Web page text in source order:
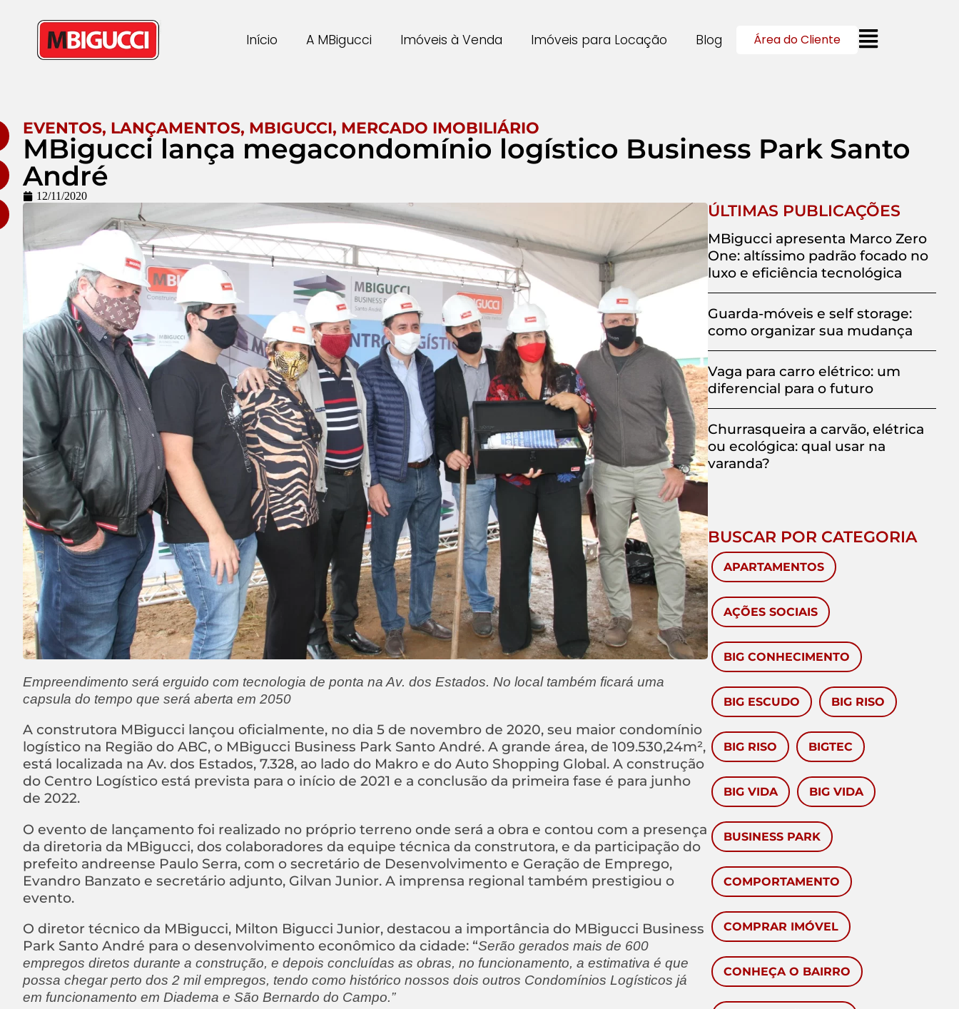
Início A MBigucci Imóveis à Venda Imóveis para Locação Blog Área do Cliente
EVENTOS, LANÇAMENTOS, MBIGUCCI, MERCADO IMOBILIÁRIO
MBigucci lança megacondomínio logístico Business Park Santo
André
12/11/2020
Empreendimento será erguido com tecnologia de ponta na Av. dos Estados. No local também ficará uma
capsula do tempo que será aberta em 2050
A construtora MBigucci lançou oficialmente, no dia 5 de novembro de 2020, seu maior condomínio
logístico na Região do ABC, o MBigucci Business Park Santo André. A grande área, de 109.530,24m²,
está localizada na Av. dos Estados, 7.328, ao lado do Makro e do Auto Shopping Global. A construção
do Centro Logístico está prevista para o início de 2021 e a conclusão da primeira fase é para junho
de 2022.
O evento de lançamento foi realizado no próprio terreno onde será a obra e contou com a presença
da diretoria da MBigucci, dos colaboradores da equipe técnica da construtora, e da participação do
prefeito andreense Paulo Serra, com o secretário de Desenvolvimento e Geração de Emprego,
Evandro Banzato e secretário adjunto, Gilvan Junior. A imprensa regional também prestigiou o
evento.
O diretor técnico da MBigucci, Milton Bigucci Junior, destacou a importância do MBigucci Business
Park Santo André para o desenvolvimento econômico da cidade: “Serão gerados mais de 600
empregos diretos durante a construção, e depois concluídas as obras, no funcionamento, a estimativa é que
possa chegar perto dos 2 mil empregos, tendo como histórico nossos dois outros Condomínios Logísticos já
em funcionamento em Diadema e São Bernardo do Campo.”
ÚLTIMAS PUBLICAÇÕES
MBigucci apresenta Marco Zero
One: altíssimo padrão focado no
luxo e eficiência tecnológica
Guarda-móveis e self storage:
como organizar sua mudança
Vaga para carro elétrico: um
diferencial para o futuro
Churrasqueira a carvão, elétrica
ou ecológica: qual usar na
varanda?
BUSCAR POR CATEGORIA
APARTAMENTOS
AÇÕES SOCIAIS
BIG CONHECIMENTO
BIG ESCUDO BIG RISO
BIG RISO BIGTEC
BIG VIDA BIG VIDA
BUSINESS PARK
COMPORTAMENTO
COMPRAR IMÓVEL
CONHEÇA O BAIRRO